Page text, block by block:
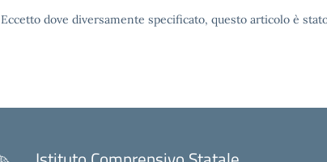
Eccetto dove diversamente specificato, questo articolo è